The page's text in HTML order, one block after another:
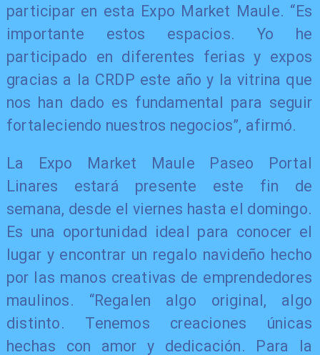
participar en esta Expo Market Maule. “Es
importante estos espacios. Yo he
participado en diferentes ferias y expos
gracias a la CRDP este año y la vitrina que
nos han dado es fundamental para seguir
fortaleciendo nuestros negocios”, afirmó.
La Expo Market Maule Paseo Portal
Linares estará presente este fin de
semana, desde el viernes hasta el domingo.
Es una oportunidad ideal para conocer el
lugar y encontrar un regalo navideño hecho
por las manos creativas de emprendedores
maulinos. “Regalen algo original, algo
distinto. Tenemos creaciones únicas
hechas con amor y dedicación. Para la